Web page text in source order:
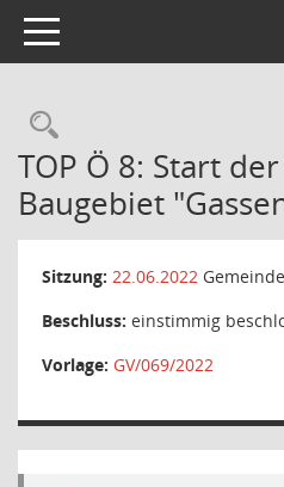
Toggle navigation
TOP Ö 8: Start
Baugebiet
Sitzung: 22.06.2022
Beschluss: einstimmig
Vorlage: GV/069/2022